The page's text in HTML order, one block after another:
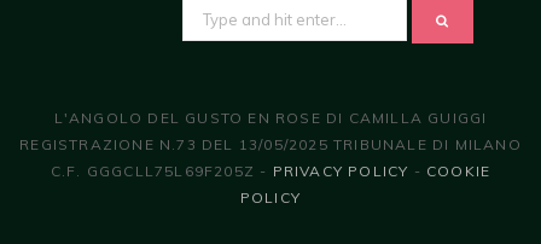
FOR:
L'ANGOLO DEL GUSTO EN ROSE DI CAMILLA GUIGGI
REGISTRAZIONE N.73 DEL 13/05/2025 TRIBUNALE DI MILANO
C.F. GGGCLL75L69F205Z - PRIVACY POLICY - COOKIE
POLICY